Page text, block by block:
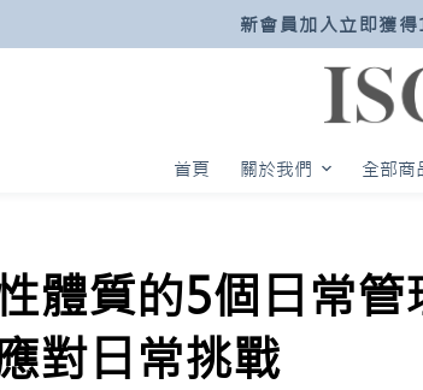
新會員加入立即獲
首頁 關於我們 全部商
體質的5個日常
對日常挑戰